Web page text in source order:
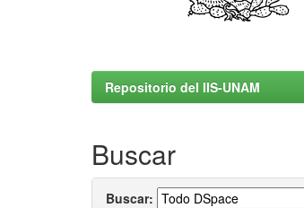
Repositorio del IIS-UNAM
Buscar
Buscar: